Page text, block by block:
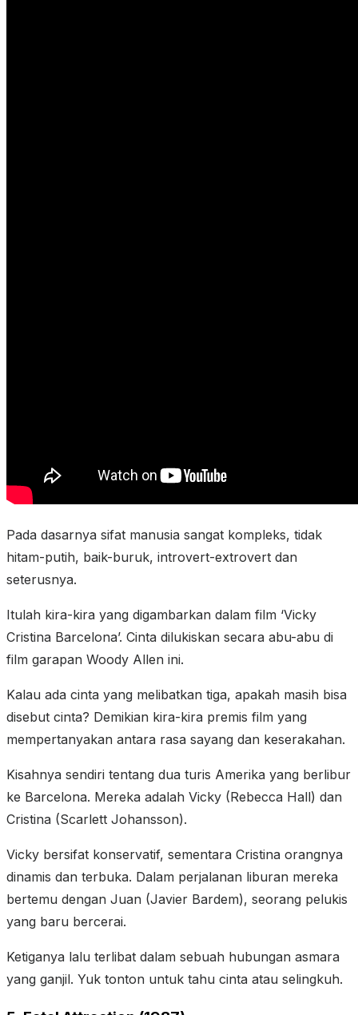
Pada dasarnya sifat manusia sangat kompleks, tidak
hitam-putih, baik-buruk, introvert-extrovert dan
seterusnya.
Itulah kira-kira yang digambarkan dalam film ‘Vicky
Cristina Barcelona’. Cinta dilukiskan secara abu-abu di
film garapan Woody Allen ini.
Kalau ada cinta yang melibatkan tiga, apakah masih bisa
disebut cinta? Demikian kira-kira premis film yang
mempertanyakan antara rasa sayang dan keserakahan.
Kisahnya sendiri tentang dua turis Amerika yang berlibur
ke Barcelona. Mereka adalah Vicky (Rebecca Hall) dan
Cristina (Scarlett Johansson).
Vicky bersifat konservatif, sementara Cristina orangnya
dinamis dan terbuka. Dalam perjalanan liburan mereka
bertemu dengan Juan (Javier Bardem), seorang pelukis
yang baru bercerai.
Ketiganya lalu terlibat dalam sebuah hubungan asmara
yang ganjil. Yuk tonton untuk tahu cinta atau selingkuh.